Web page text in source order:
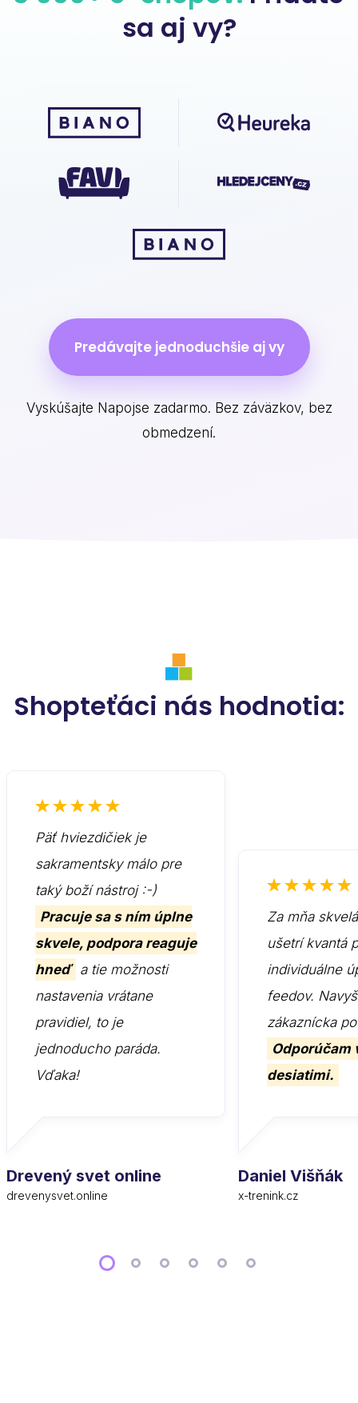
sa aj vy?
Predávajte jednoduchšie aj vy
Vyskúšajte Napojse zadarmo. Bez záväzkov, bez
obmedzení.
Shopteťáci nás hodnotia:
Päť hviezdičiek je
sakramentsky málo pre
taký boží nástroj :-)
Pracuje sa s ním úplne
skvele, podpora reaguje
hneď a tie možnosti
nastavenia vrátane
pravidiel, to je
jednoducho paráda.
Vďaka!
Drevený svet online
drevenysvet.online
Za mňa
ušetrí kvantá
individuálne
feedov.
zákaznícka
Odporúčam
desiatimi.
Daniel Višňák
x-trenink.cz